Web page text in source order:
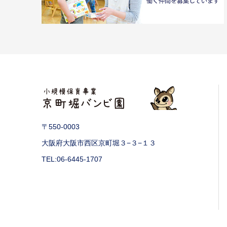
〒550-0003
大阪府大阪市西区京町堀３−３−１３
TEL:06-6445-1707